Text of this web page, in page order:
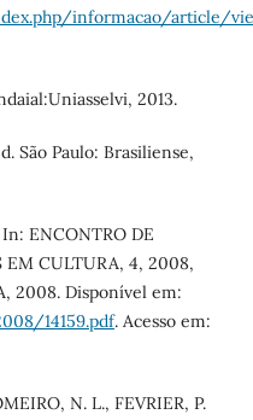
informacao/article/
2013.
São Paulo: Brasiliense,
ENCONTRO DE
EM CULTURA, 4, 2008,
2008. Disponível em:
14159.pdf. Acesso em:
N. L., FEVRIER, P.